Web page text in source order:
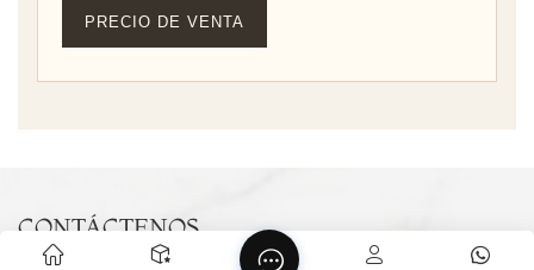
PRECIO DE VENTA
CONTÁCTENOS